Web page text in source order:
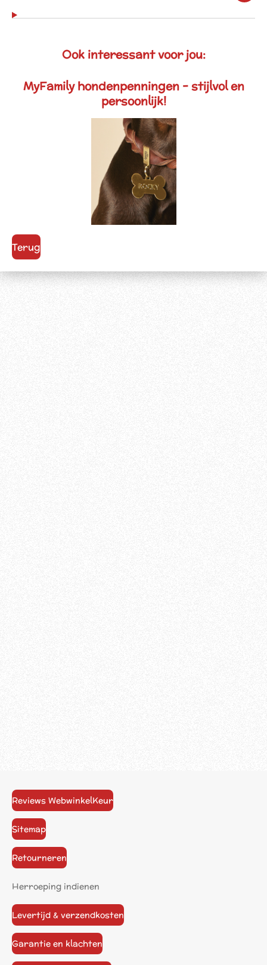
Ook interessant voor jou:
MyFamily hondenpenningen - stijlvol en
persoonlijk!
Terug
Reviews WebwinkelKeur
Sitemap
Retourneren
Herroeping indienen
Levertijd & verzendkosten
Garantie en klachten